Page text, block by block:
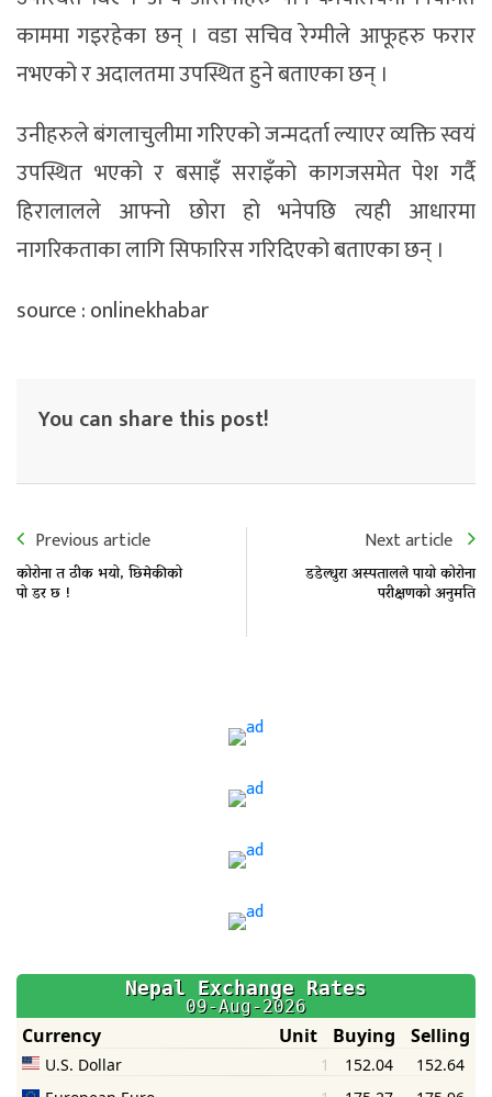
काममा गइरहेका छन् । वडा सचिव रेग्मीले आफूहरु फरार
नभएको र अदालतमा उपस्थित हुने बताएका छन् ।
उनीहरुले बंगलाचुलीमा गरिएको जन्मदर्ता ल्याएर व्यक्ति स्वयं
उपस्थित भएको र बसाइँ सराइँको कागजसमेत पेश गर्दै
हिरालालले आफ्नो छोरा हो भनेपछि त्यही आधारमा
नागरिकताका लागि सिफारिस गरिदिएको बताएका छन् ।
source : onlinekhabar
You can share this post!
Previous article
कोरोना त ठीक भयो, छिमेकीको
पो डर छ !
Next article
डडेल्धुरा अस्पतालले पायो कोरोना
परीक्षणको अनुमति